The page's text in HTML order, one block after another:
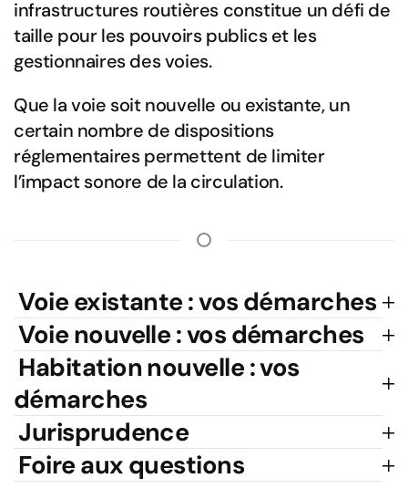
infrastructures routières constitue un défi de
taille pour les pouvoirs publics et les
gestionnaires des voies.
Que la voie soit nouvelle ou existante, un
certain nombre de dispositions
réglementaires permettent de limiter
l’impact sonore de la circulation.
Voie existante : vos démarches
Voie nouvelle : vos démarches
Habitation nouvelle : vos
démarches
Jurisprudence
Foire aux questions